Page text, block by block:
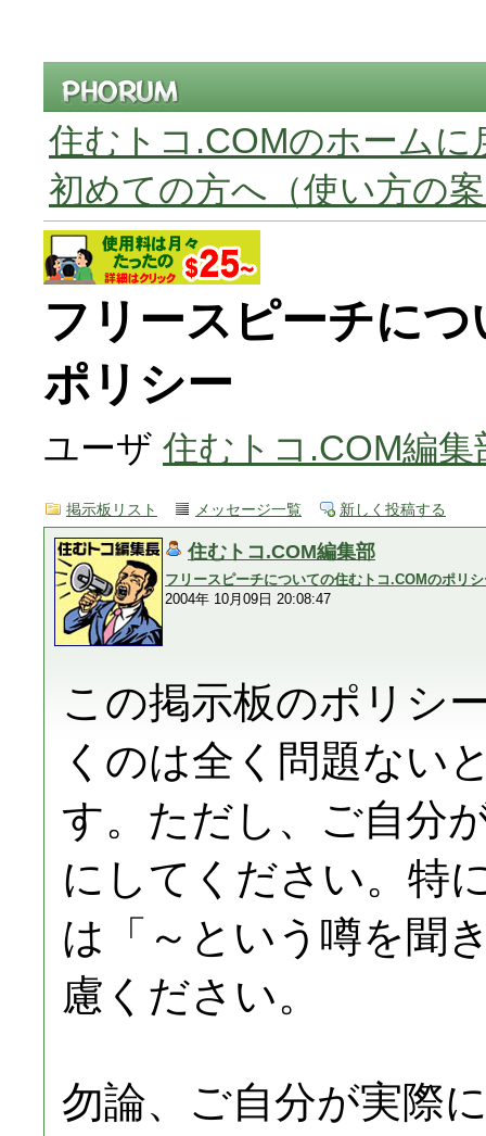
住むトコ.COMのホームに
初めての方へ（使い方の
フリースピーチに
ポリシー
ユーザ 住むトコ.COM編集
掲示板リスト メッセージ一覧 新しく投稿する
住むトコ.COM編集部
フリースピーチについての住むトコ.COMのポリ
2004年 10月09日 20:08:47
この掲示板のポリシ
くのは全く問題ない
す。ただし、ご自分
にしてください。特
は「～という噂を聞
慮ください。
勿論、ご自分が実際